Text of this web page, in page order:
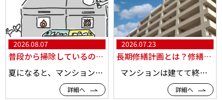
2026.08.07
普段から掃除しているのに、夏場になるとゴミ置き場が臭う…。 マンションの資産価値を守る「改修工事」でできる臭い対策とは？
夏になると、マンションのゴミ置き場から漂う嫌な臭いに悩まされるオーナー様や管理者様は少なくありません。 「毎日清掃をしているのに臭いがなくならない。」 「高圧洗浄をしても数日で元に戻ってしまう。」 「入居者から悪臭について苦情が寄せられる。」 このような状況は、単に清掃回数を増やすだけでは改...
詳細へ
2026.07.23
長期修繕計画とは？修繕工事の種類と内容、資産価値を高める「デザイン修繕」を徹底解説
マンションは建てて終わりではありません。 年月の経過とともに、外壁や屋上、防水、設備などは少しずつ劣化し、適切なタイミングで修繕工事を行うことで建物の安全性や資産価値を維持できます。 しかし、 「長期修繕計画は本当に必要なの？」 「大規模修繕と一般修繕の違いは？」 「最近よ...
詳細へ